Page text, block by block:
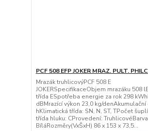
PCF 508 EFP JOKER MRAZ. PULT.
Mrazák truhlicovýPCF 508 E
JOKERSpecifikaceObjem mrazáku 508
třída ESpotřeba energie za rok 298
dBMrazící výkon 23,0 kg/
hKlimatická třída: SN, N, ST, TPočet
třída hluku: CProvedení:
BíláRozměry(VxŠxH) 86 x 153 x 73,5...